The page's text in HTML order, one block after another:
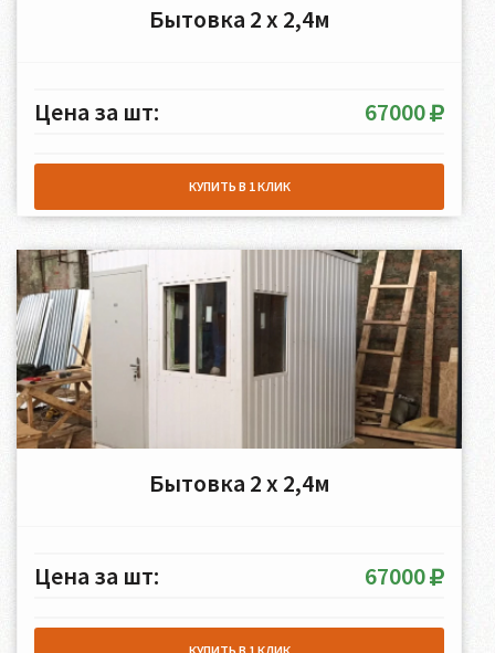
Бытовка 2 х 2,4м
Цена за шт: 67000
КУПИТЬ В 1 КЛИК
Бытовка 2 х 2,4м
Цена за шт: 67000